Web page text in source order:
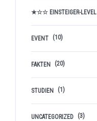
★☆☆ EINSTEIGER-LEVEL
EVENT (10)
FAKTEN (20)
STUDIEN (1)
UNCATEGORIZED (3)